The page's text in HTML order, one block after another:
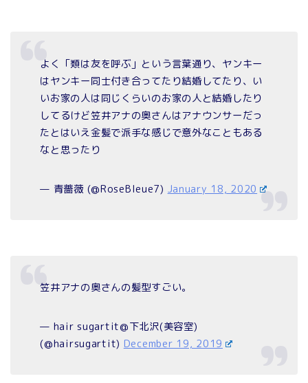
よく「類は友を呼ぶ」という言葉通り、ヤンキー
はヤンキー同士付き合ってたり結婚してたり、い
いお家の人は同じくらいのお家の人と結婚したり
してるけど笠井アナの奥さんはアナウンサーだっ
たとはいえ金髪で派手な感じで意外なこともある
なと思ったり
— 青薔薇 (@RoseBleue7) January 18, 2020
笠井アナの奥さんの髪型すごい。
— hair sugartit@下北沢(美容室)
(@hairsugartit) December 19, 2019